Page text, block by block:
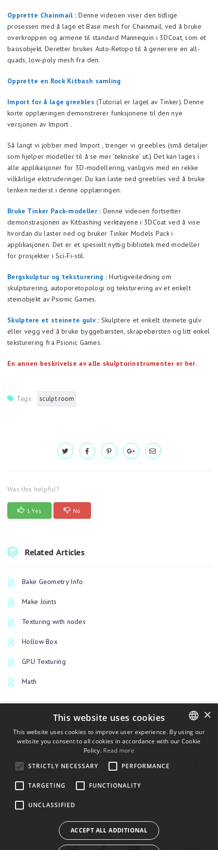
Opprette Chainmail: Denne videoen viser den tidlige
prosessen med å lage et Base mesh for Chainmail, ved å bruke
overkroppen og armene til standard Mannequin i 3DCoat, som et
basisobjekt. Deretter brukes Auto-Retopo til å generere en all-
quads, low-poly mesh fra den.
Opprette en Rock Kitbash samling
Import for å lage greebles (Tutorial er laget av Tinker). Denne
korte opplæringen demonstrerer funksjonene til den nye
versjonen av Import .
Så langt vi jobber med Import , trenger vi greebles (små detaljer
som hjelper modeller til å se mer ‘tekniske’ ut.) Det kan lages i
alle applikasjoner for 3D-modellering, vanligvis med en rekke
vilkårlige ekstruderinger. Du kan laste ned greebles ved å bruke
lenken nederst i denne opplæringen.
Bruke Tinker Pack-modeller: Denne videoen fortsetter
demonstrasjonen av Kitbashing verktøyene i 3DCoat ved å vise
hvordan du laster ned og bruker Tinker Models Pack i
applikasjonen. Det er et spesielt nyttig bibliotek med modeller
for prosjekter i Sci-Fi-stil.
Bergskulptur og teksturering : Hurtigveiledning om
skulpturering, autoporetopologi og teksturering av et enkelt
steinobjekt av Psionic Games.
Skulptere et steinete gulv: Skulptere et enkelt steinete gulv
eller vegg ved å bruke byggebørsten, skrapebørsten og litt enkel
teksturering fra Psionic Games.
En annen beskrivelse av alle skulpturinstrumenter er her.
Tags: sculpt room
Was this helpful?
1 Yes No
Related Articles
Bake Geometry Info
Make Joints
Texturing with nodes
Hollow Box
GPU Texturing
Math
Polygrupper
Sculpt Layer
ENGLISH
×
This website uses cookies
This website uses cookies to improve user experience. By using our
website you consent to all cookies in accordance with our Cookie
Policy. Read more
STRICTLY NECESSARY
PERFORMANCE
TARGETING FUNCTIONALITY
UNCLASSIFIED
ACCEPT ALL ADDITIONAL